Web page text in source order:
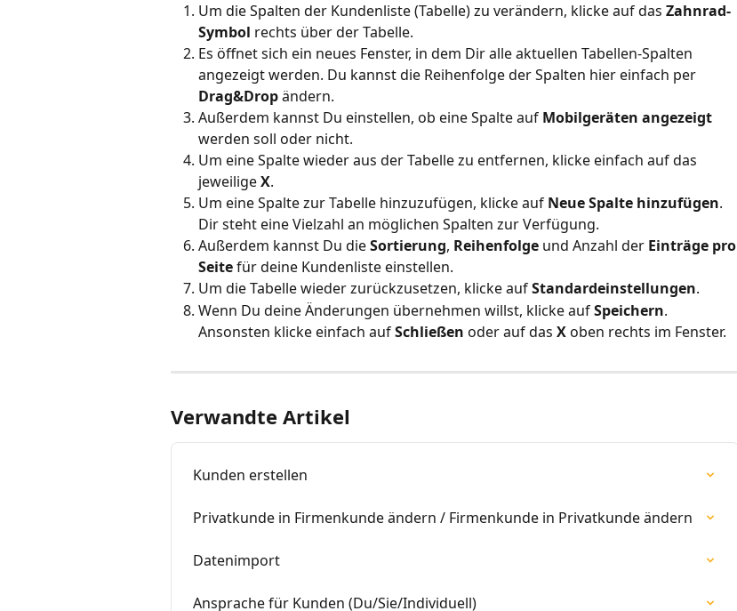
Um die Spalten der Kundenliste (Tabelle) zu verändern, klicke auf das Zahnrad-
Symbol rechts über der Tabelle.
Es öffnet sich ein neues Fenster, in dem Dir alle aktuellen Tabellen-Spalten
angezeigt werden. Du kannst die Reihenfolge der Spalten hier einfach per
Drag&Drop ändern.
Außerdem kannst Du einstellen, ob eine Spalte auf Mobilgeräten angezeigt
werden soll oder nicht.
Um eine Spalte wieder aus der Tabelle zu entfernen, klicke einfach auf das
jeweilige X.
Um eine Spalte zur Tabelle hinzuzufügen, klicke auf Neue Spalte hinzufügen.
Dir steht eine Vielzahl an möglichen Spalten zur Verfügung.
Außerdem kannst Du die Sortierung, Reihenfolge und Anzahl der Einträge pro
Seite für deine Kundenliste einstellen.
Um die Tabelle wieder zurückzusetzen, klicke auf Standardeinstellungen.
Wenn Du deine Änderungen übernehmen willst, klicke auf Speichern.
Ansonsten klicke einfach auf Schließen oder auf das X oben rechts im Fenster.
Verwandte Artikel
Kunden erstellen
Privatkunde in Firmenkunde ändern / Firmenkunde in Privatkunde ändern
Datenimport
Ansprache für Kunden (Du/Sie/Individuell)